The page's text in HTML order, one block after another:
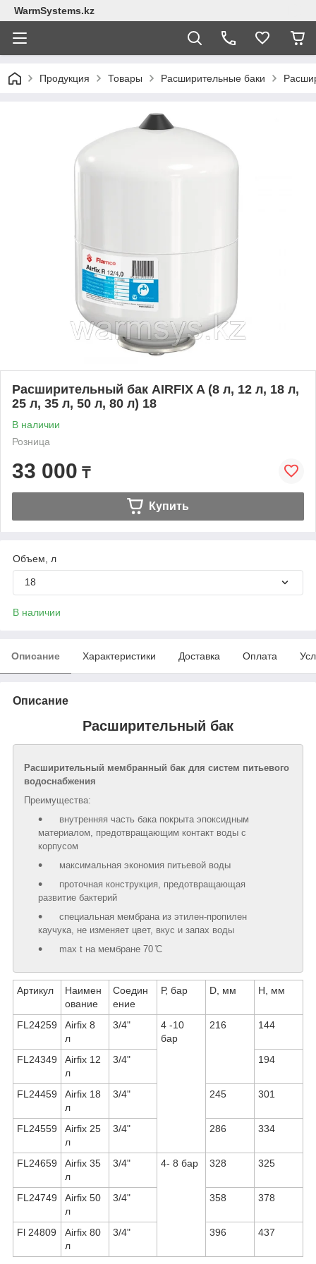
WarmSystems.kz
Продукция Товары Расширительные баки
Расширительный бак AIRFIX A (8 л, 12 л, 18 л,
25 л, 35 л, 50 л, 80 л) 18
В наличии
Розница
33 000 ₸
Купить
Объем, л
18
В наличии
Описание Характеристики Доставка Оплата
Описание
Расширительный бак
Расширительный мембранный бак для систем питьевого
водоснабжения
Преимущества:
внутренняя часть бака покрыта эпоксидным
материалом, предотвращающим контакт воды с
корпусом
максимальная экономия питьевой воды
проточная конструкция, предотвращающая
развитие бактерий
специальная мембрана из этилен-пропилен
каучука, не изменяет цвет, вкус и запах воды
max t на мембране 70 ̊С
Артикул
Наимен
ование
Соедин
ение
Р, бар D, мм Н, мм
FL24259
Airfix 8
л
3/4"
4 -10
бар
216 144
FL24349
Airfix 12
л
3/4" 194
FL24459
Airfix 18
л
3/4" 245 301
FL24559
Airfix 25
л
3/4" 286 334
FL24659
Airfix 35
л
3/4" 4- 8 бар 328 325
FL24749
Airfix 50
л
3/4" 358 378
Fl 24809
Airfix 80
л
3/4" 396 437